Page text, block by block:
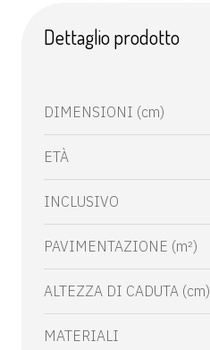
Dettaglio prodotto
DIMENSIONI (cm)
ETÀ
INCLUSIVO
PAVIMENTAZIONE (m²)
ALTEZZA DI CADUTA (cm)
MATERIALI